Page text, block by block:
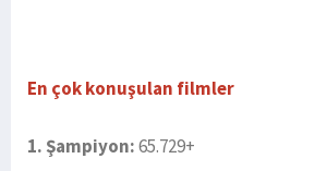
En çok konuşulan filmler
1. Şampiyon:65.729+